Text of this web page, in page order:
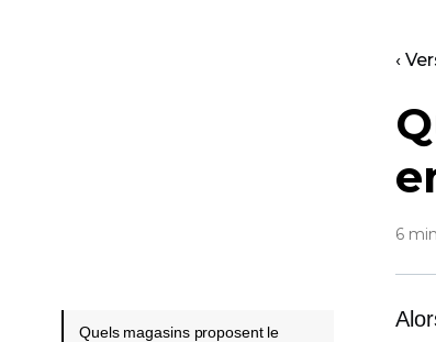
‹
6
Quels magasins proposent le